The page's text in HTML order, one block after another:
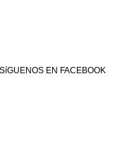
SíGUENOS EN FACEBOOK